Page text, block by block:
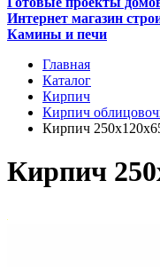
Интернет магазин
Камины и печи
Главная
Каталог
Кирпич
Кирпич
Кирпич
Кирпич